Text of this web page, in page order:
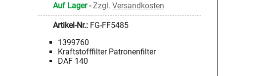
Auf Lager-Zzgl. Versandkosten
Artikel-Nr.: FG-FF5485
1399760
Kraftstofffilter Patronenfilter
DAF 140